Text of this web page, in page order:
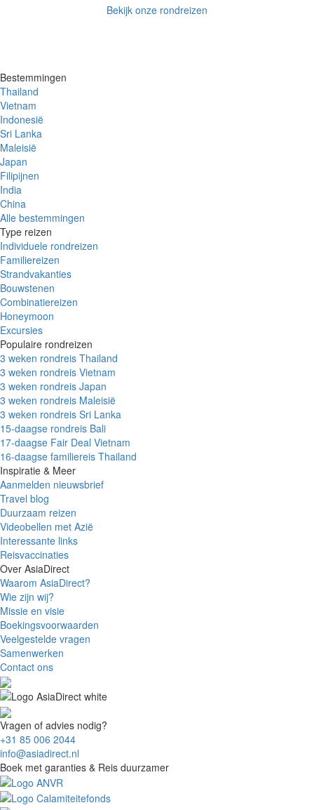
Bekijk onze rondreizen
Bestemmingen
Thailand
Vietnam
Indonesië
Sri Lanka
Maleisië
Japan
Filipijnen
India
China
Alle bestemmingen
Type reizen
Individuele rondreizen
Familiereizen
Strandvakanties
Bouwstenen
Combinatiereizen
Honeymoon
Excursies
Populaire rondreizen
3 weken rondreis Thailand
3 weken rondreis Vietnam
3 weken rondreis Japan
3 weken rondreis Maleisië
3 weken rondreis Sri Lanka
15-daagse rondreis Bali
17-daagse Fair Deal Vietnam
16-daagse familiereis Thailand
Inspiratie & Meer
Aanmelden nieuwsbrief
Travel blog
Duurzaam reizen
Videobellen met Azië
Interessante links
Reisvaccinaties
Over AsiaDirect
Waarom AsiaDirect?
Wie zijn wij?
Missie en visie
Boekingsvoorwaarden
Veelgestelde vragen
Samenwerken
Contact ons
Vragen of advies nodig?
+31 85 006 2044
info@asiadirect.nl
Boek met garanties & Reis duurzamer